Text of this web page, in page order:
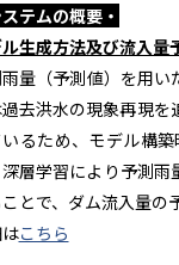
ステムの概要・
生成方法及び流入量
量（予測値）を用い
去洪水の現象再現
いるため、モデル構
深層学習により予測
とで、ダム流入量の
こちら